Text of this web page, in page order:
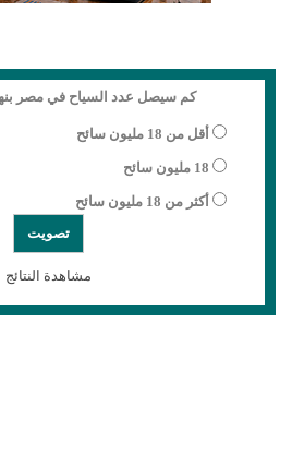
كم سيصل عدد السياح في مصر
أقل من 18 مليون سائح
18 مليون سائح
أكثر من 18 مليون سائح
مشاهدة النتائج